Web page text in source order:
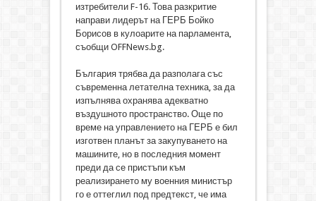
изтребители F-16. Това разкритие
направи лидерът на ГЕРБ Бойко
Борисов в кулоарите на парламента,
съобщи OFFNews.bg.
България трябва да разполага със
съвременна летателна техника, за да
изпълнява охранява адекватно
въздушното пространство. Още по
време на управлението на ГЕРБ е бил
изготвен планът за закупуването на
машините, но в последния момент
преди да се пристъпи към
реализирането му военния министър
го е оттеглил под предтекст, че има